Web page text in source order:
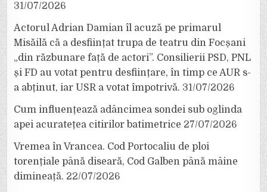
31/07/2026
Actorul Adrian Damian îl acuză pe primarul
Misăilă că a desființat trupa de teatru din Focșani
„din răzbunare față de actori”. Consilierii PSD, PNL
și FD au votat pentru desființare, în timp ce AUR s-
a abținut, iar USR a votat împotrivă. 31/07/2026
Cum influențează adâncimea sondei sub oglinda
apei acuratețea citirilor batimetrice 27/07/2026
Vremea în Vrancea. Cod Portocaliu de ploi
torențiale până diseară, Cod Galben până mâine
dimineață. 22/07/2026